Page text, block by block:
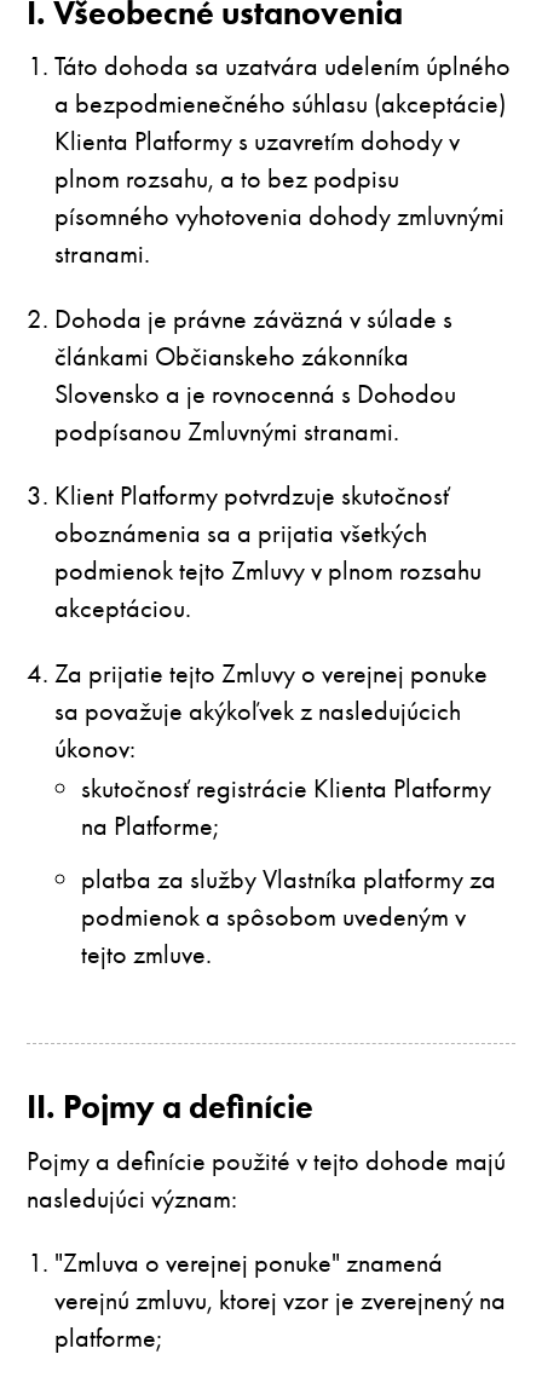
I. Všeobecné ustanovenia
Táto dohoda sa uzatvára udelením úplného
a bezpodmienečného súhlasu (akceptácie)
Klienta Platformy s uzavretím dohody v
plnom rozsahu, a to bez podpisu
písomného vyhotovenia dohody zmluvnými
stranami.
Dohoda je právne záväzná v súlade s
článkami Občianskeho zákonníka
Slovensko a je rovnocenná s Dohodou
podpísanou Zmluvnými stranami.
Klient Platformy potvrdzuje skutočnosť
oboznámenia sa a prijatia všetkých
podmienok tejto Zmluvy v plnom rozsahu
akceptáciou.
Za prijatie tejto Zmluvy o verejnej ponuke
sa považuje akýkoľvek z nasledujúcich
úkonov:
skutočnosť registrácie Klienta Platformy
na Platforme;
platba za služby Vlastníka platformy za
podmienok a spôsobom uvedeným v
tejto zmluve.
II. Pojmy a definície
Pojmy a definície použité v tejto dohode majú
nasledujúci význam:
"Zmluva o verejnej ponuke" znamená
verejnú zmluvu, ktorej vzor je zverejnený na
platforme;